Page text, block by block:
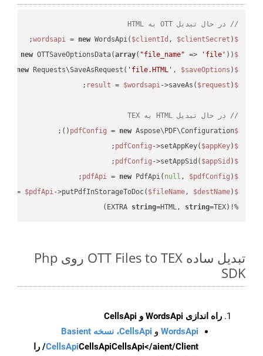
// در حال تبدیل OTT به HTML
$wordsapi
= new WordsApi( $clientId , $clientSecret );
$saveOptions
new OTTSaveOptionsData(array( "file_name" => 'file' ));
$request
new Requests\SaveAsRequest( 'file.HTML' , $saveOptions );
$result
= $wordsapi->saveAs( $request
// در حال تبدیل HTML به TEX
$pdfConfig
= new Aspose\PDF\Configuration();
$pdfConfig
->setAppKey( $appKey);
$pdfConfig
->setAppSid( $appSid );
$pdfApi
= new PdfApi( null , $pdfConfig );
$response
= $pdfApi->putPdfInStorageToDoc( $fileName, $destName
%!(EXTRA
string=HTML, string=TEX)
تبدیل ساده OTT Files to TEX روی Php
SDK
راه اندازی WordsApi و CellsApi
WordsApi و CellsApi، نسخه Basient
CellsApiCellsApi
CellsApi</aient/Client/ را